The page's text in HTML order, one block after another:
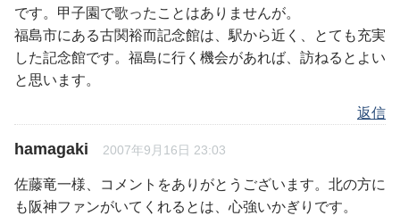
です。甲子園で歌ったことはありませんが。
福島市にある古関裕而記念館は、駅から近く、とても充実
した記念館です。福島に行く機会があれば、訪ねるとよい
と思います。
返信
hamagaki 2007年9月16日 23:03
佐藤竜一様、コメントをありがとうございます。北の方に
も阪神ファンがいてくれるとは、心強いかぎりです。